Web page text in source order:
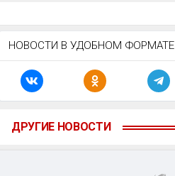
НОВОСТИ В УДОБНОМ ФОРМАТЕ
ДРУГИЕ НОВОСТИ